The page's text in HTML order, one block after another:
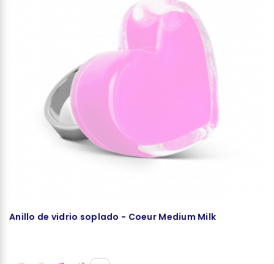
Anillo de vidrio soplado - Coeur Medium Milk